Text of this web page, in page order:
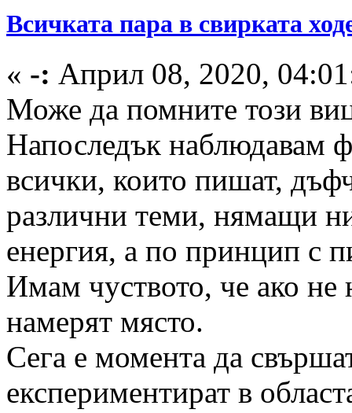
Всичката пара в свирката
« -: Април 08, 2020,
Може да помните този
Напоследък наблюдавам
всички, които пишат,
различни теми, нямащи
енергия, а по принцип с
Имам чуството, че ако
намерят място.
Сега е момента да
експериментират в